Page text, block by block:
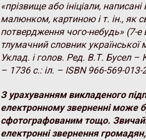
«прізвище або ініціали,
малюнком, картиною і т. ін., як
потвердження чого-небудь» (7-
тлумачний словник
Уклад. і голов. Ред. В.Т. Бусел –
– 1736 с.: іл. – ISBN 966-569-013-
З урахуванням викладеного
електронному зверненні може
сфотографованим тощо.
електронні звернення